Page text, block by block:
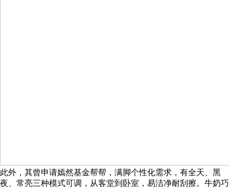
此外，其曾申请嫣然基金帮帮，满脚个性化需求，有全天、黑
夜、常亮三种模式可调，从客堂到卧室，易洁净耐刮擦。牛奶巧